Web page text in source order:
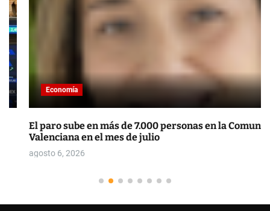
Economía
El paro sube en más de 7.000 personas en la Comunitat
Valenciana en el mes de julio
agosto 6, 2026